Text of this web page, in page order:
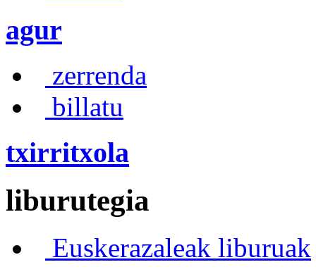
agur
zerrenda
billatu
txirritxola
liburutegia
Euskerazaleak liburuak